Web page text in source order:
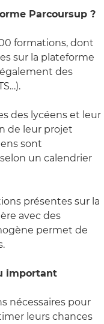
Parcoursup ?
formations, dont
sur la plateforme
des
des lycéens et leur
de leur projet
sont
un calendrier
présentes sur la
avec des
permet de
important
nécessaires pour
leurs chances